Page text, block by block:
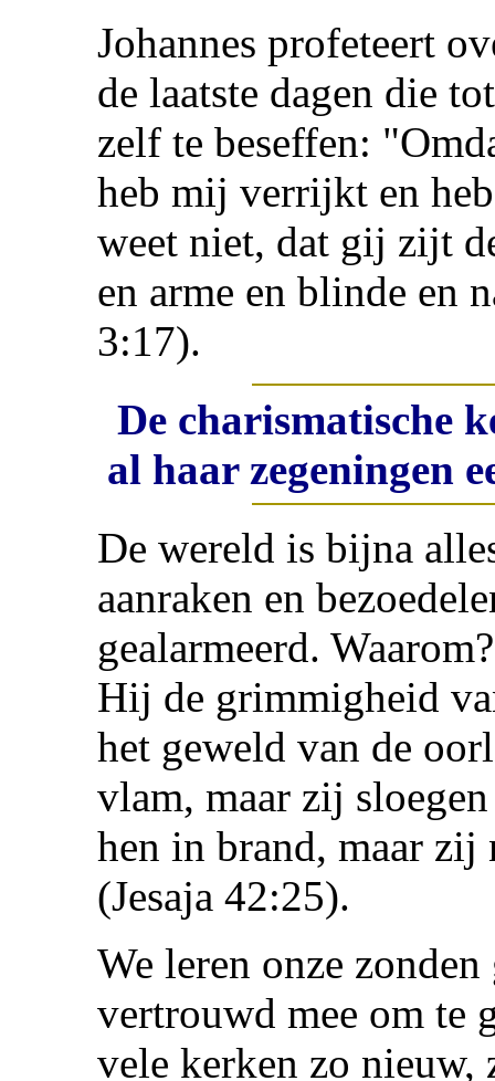
Johannes profeteert
de laatste dagen die
zelf te beseffen:
heb mij verrijkt en
weet niet, dat gij zijt
en arme en blinde en
3:17).
De charismatische
al haar zegeningen
De wereld is bijna
aanraken en
gealarmeerd.
Hij de grimmigheid
het geweld van de
vlam, maar zij
hen in brand, maar zij
(Jesaja 42:25).
We leren onze
vertrouwd mee om te
vele kerken zo